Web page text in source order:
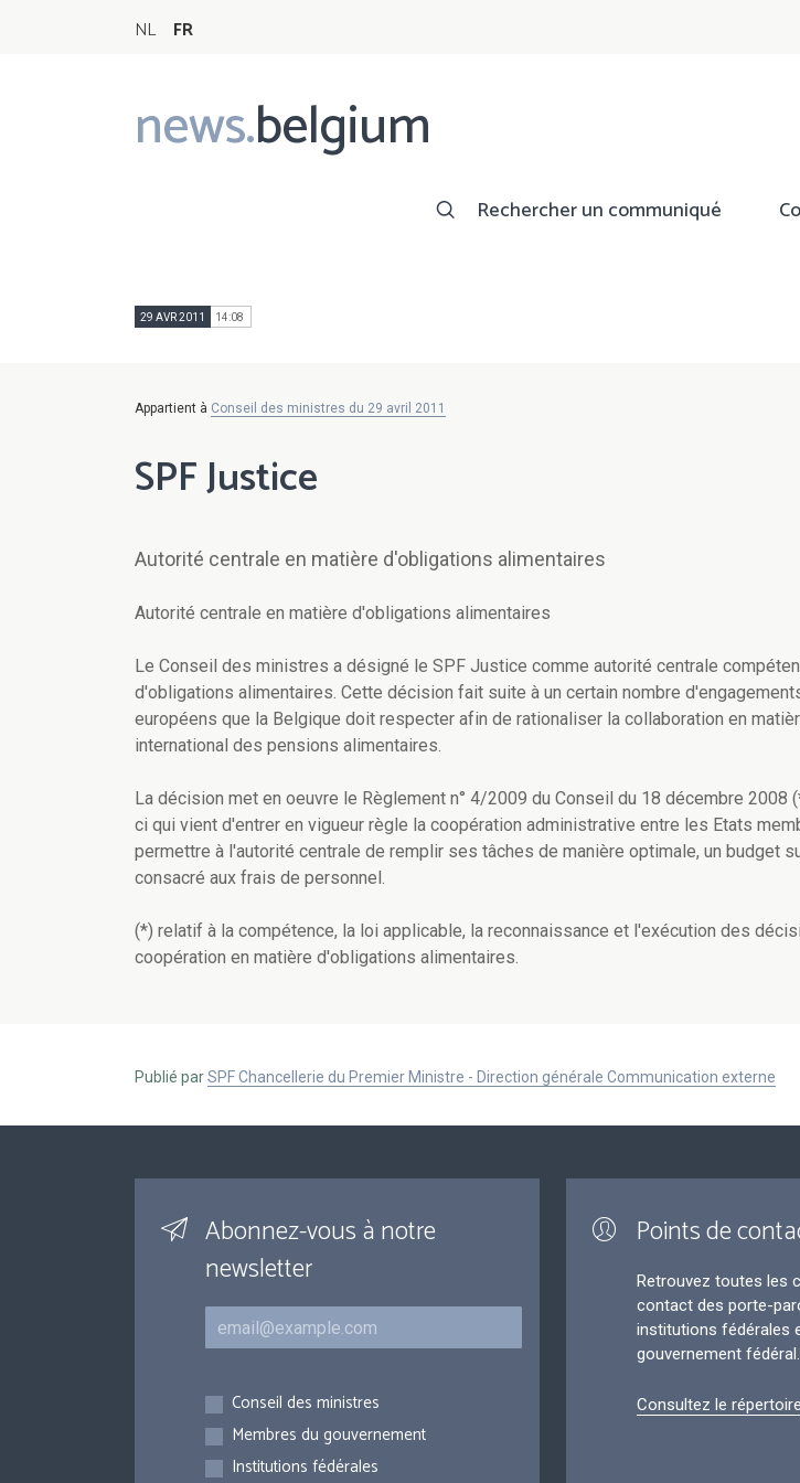
NL FR
news.belgium
Main
navigation
Rechercher un communiqué
29 AVR 2011 14:08
Appartient à Conseil des ministres du 29 avril 2011
SPF Justice
Autorité centrale en matière d'obligations alimentaires
Autorité centrale en matière d'obligations alimentaires
Le Conseil des ministres a désigné le SPF Justice comme autorité centrale
d'obligations alimentaires. Cette décision fait suite à un certain nombre
européens que la Belgique doit respecter afin de rationaliser la collaboration en
international des pensions alimentaires.
La décision met en oeuvre le Règlement n° 4/2009 du Conseil du 18 décembre 2008
ci qui vient d'entrer en vigueur règle la coopération administrative entre les Etats
permettre à l'autorité centrale de remplir ses tâches de manière optimale, un budget
consacré aux frais de personnel.
(*) relatif à la compétence, la loi applicable, la reconnaissance et l'exécution des
coopération en matière d'obligations alimentaires.
Publié parSPF Chancellerie du Premier Ministre - Direction générale Communication externe
Abonnez-vous à notre
newsletter
Courriel
Inscriptions
Conseil des ministres
Membres du gouvernement
Institutions fédérales
Points de
Retrouvez toutes les
contact des porte-
institutions fédérales
gouvernement fédéral.
Consultez le répertoire